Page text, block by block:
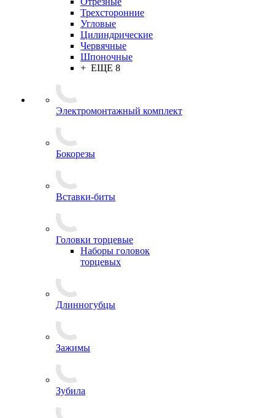
Трехсторонние
Угловые
Цилиндрические
Червячные
Шпоночные
+ ЕЩЕ 8
Электромонтажный комплект
Бокорезы
Вставки-биты
Головки торцевые
Наборы головок
торцевых
Длинногубцы
Зажимы
Зубила